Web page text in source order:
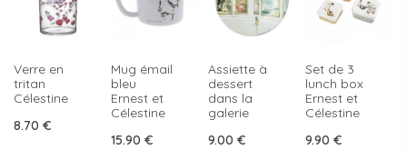
Verre en
tritan
Célestine
8.70 €
Mug émail
bleu
Ernest et
Célestine
15.90 €
Assiette à
dessert
dans la
galerie
9.00 €
Set de 3
lunch box
Ernest et
Célestine
9.90 €